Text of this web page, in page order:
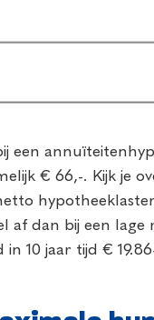
een
€ 66,-. Kijk je
af dan bij een
10 jaar tijd €